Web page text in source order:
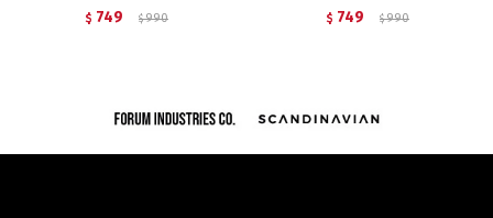
$ 749 $ 990 $ 749 $ 990